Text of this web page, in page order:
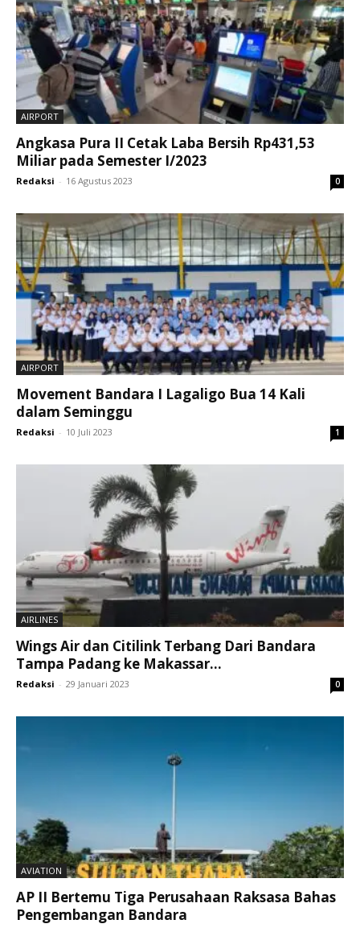
AIRPORT
Angkasa Pura II Cetak Laba Bersih Rp431,53
Miliar pada Semester I/2023
Redaksi - 16 Agustus 2023 0
AIRPORT
Movement Bandara I Lagaligo Bua 14 Kali
dalam Seminggu
Redaksi - 10 Juli 2023 1
AIRLINES
Wings Air dan Citilink Terbang Dari Bandara
Tampa Padang ke Makassar...
Redaksi - 29 Januari 2023 0
AVIATION
AP II Bertemu Tiga Perusahaan Raksasa Bahas
Pengembangan Bandara